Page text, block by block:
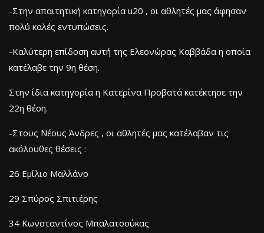
-Στην απαιτητική κατηγορία u20 , οι αθλητές μας άφησαν
πολύ καλές εντυπώσεις.
-Καλύτερη επίδοση αυτή της Ελεονώρας Καββάδα η οποία
κατέλαβε την 9η θέση.
Στην ίδια κατηγορία η Κατερίνα Προβατά κατέκτησε την
22η θέση.
-Στους Νέους Άνδρες , οι αθλητές μας κατέλαβαν τις
ακόλουθες θέσεις :
26 Εμίλιο Μαλλάνο
29 Σπύρος Σπιτιέρης
34 Κωνσταντίνος Μπαλατσούκας